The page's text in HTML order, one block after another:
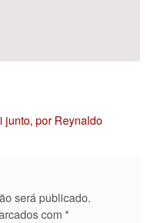
junto, por Reynaldo
será publicado.
com *